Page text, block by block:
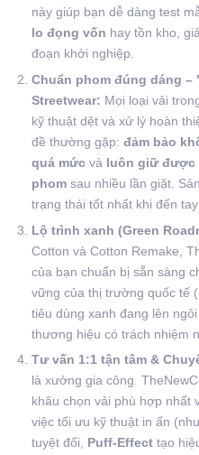
này giúp bạn dễ dàng test
lo đọng vốn hay tồn kho,
đoạn khởi nghiệp.
Chuẩn phom đúng dáng –
Streetwear: Mọi loại vải
kỹ thuật dệt và xử lý hoàn
đề thường gặp: đảm bảo
quá mức và luôn giữ được
phom sau nhiều lần giặt.
trạng thái tốt nhất khi đến tay
Lộ trình xanh (Green
Cotton và Cotton Remake,
của bạn chuẩn bị sẵn sàng
vững của thị trường quốc tế
tiêu dùng xanh đang lên
thương hiệu có trách nhiệm
Tư vấn 1:1 tận tâm &
là xưởng gia công.
khâu chọn vải phù hợp nhất
việc tối ưu kỹ thuật in ấn
tuyệt đối, Puff-Effect tạo